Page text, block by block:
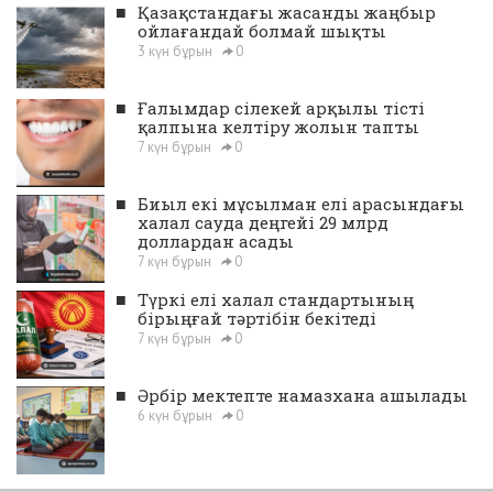
■ Қазақстандағы жасанды жаңбыр
ойлағандай болмай шықты
3 күн бұрын 0
■ Ғалымдар сілекей арқылы тісті
қалпына келтіру жолын тапты
7 күн бұрын 0
■ Биыл екі мұсылман елі арасындағы
халал сауда деңгейі 29 млрд
доллардан асады
7 күн бұрын 0
■ Түркі елі халал стандартының
бірыңғай тәртібін бекітеді
7 күн бұрын 0
■ Әрбір мектепте намазхана ашылады
6 күн бұрын 0